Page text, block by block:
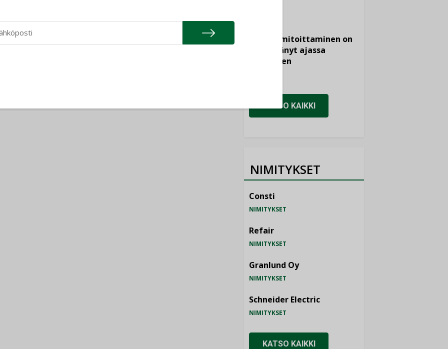
viemärimitoittaminen on
jämähtänyt ajassa
paikalleen
KATSO KAIKKI
NIMITYKSET
Consti
NIMITYKSET
Refair
NIMITYKSET
Granlund Oy
NIMITYKSET
Schneider Electric
NIMITYKSET
KATSO KAIKKI